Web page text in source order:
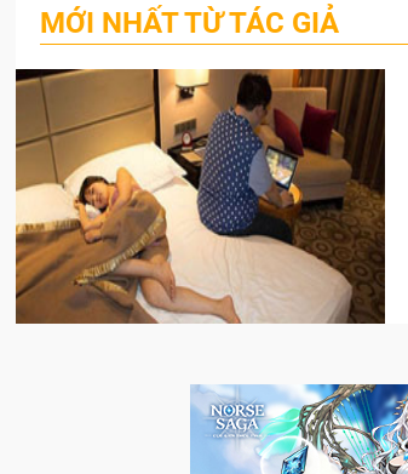
MỚI NHẤT TỪ TÁC GIẢ